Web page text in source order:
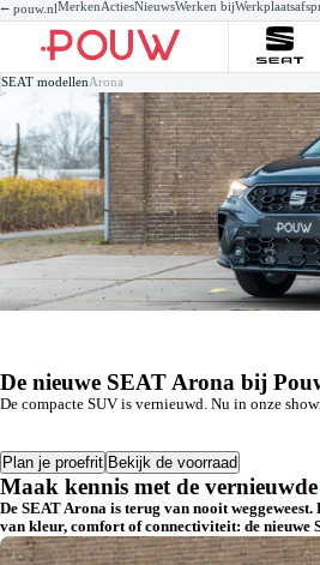
⭠ pouw.nlMerkenActiesNieuwsWerken bij
SEAT voorraad
Nieuw
SEAT voorraad
Gebruikt
Hybride
SEAT Private lease
SEAT private lease acties
Private lease een nieuwe SEAT
Private lease een gebruikte SEAT
Zakelijke lease
Acties
Leasevormen
XLLease
Wagenparkbeheer
Werkzaamheden
Werkplaatsafspraak maken
Airco
Banden
Checks
Alle werkzaamheden
SEAT modellenArona
De nieuwe SEAT Arona bij
De compacte SUV is vernieuwd. Nu in onze
Plan je proefrit Bekijk de voorraad
Maak kennis met de vernieuwde
De SEAT Arona is terug van nooit
van kleur, comfort of connectiviteit: de nieuwe